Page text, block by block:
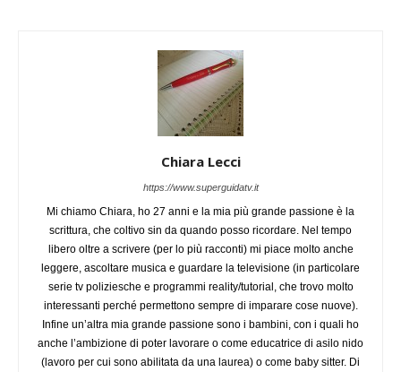
Chiara Lecci
https://www.superguidatv.it
Mi chiamo Chiara, ho 27 anni e la mia più grande passione è la
scrittura, che coltivo sin da quando posso ricordare. Nel tempo
libero oltre a scrivere (per lo più racconti) mi piace molto anche
leggere, ascoltare musica e guardare la televisione (in particolare
serie tv poliziesche e programmi reality/tutorial, che trovo molto
interessanti perché permettono sempre di imparare cose nuove).
Infine un’altra mia grande passione sono i bambini, con i quali ho
anche l’ambizione di poter lavorare o come educatrice di asilo nido
(lavoro per cui sono abilitata da una laurea) o come baby sitter. Di